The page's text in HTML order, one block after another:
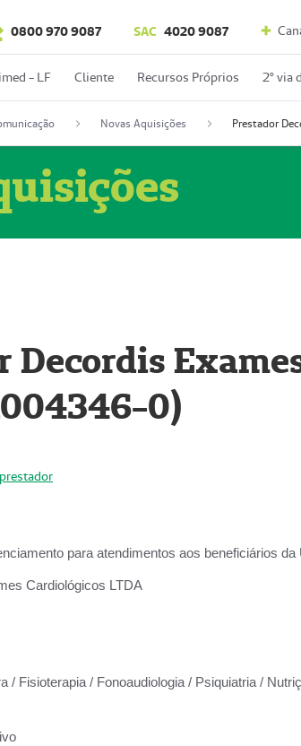
0800 970 9087 SAC 4020 9087
- LF Cliente Recursos Próprios 2º via
Novas Aquisições
Decordis
0)
para atendimentos aos beneficiários da
Cardiológicos LTDA
/ Fisioterapia / Fonoaudiologia / Psiquiatria /